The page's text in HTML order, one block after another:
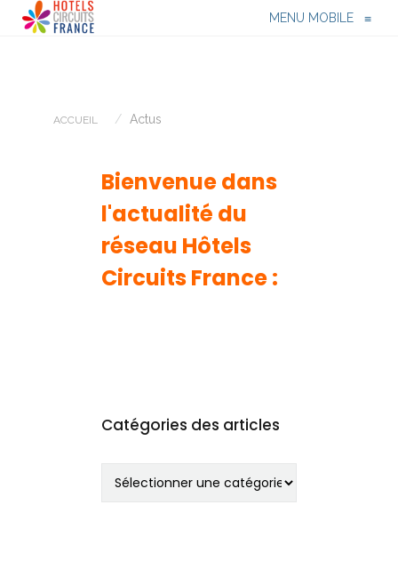
MENU MOBILE ≡
ACCUEIL Actus
Bienvenue dans
l'actualité du
réseau Hôtels
Circuits France :
Catégories des articles